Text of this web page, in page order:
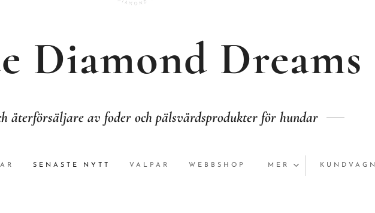
Diamond Dreams
återförsäljare av foder och pälsvårdsprodukter för hundar
SENASTE NYTT VALPAR WEBBSHOP MER KUNDVAGN